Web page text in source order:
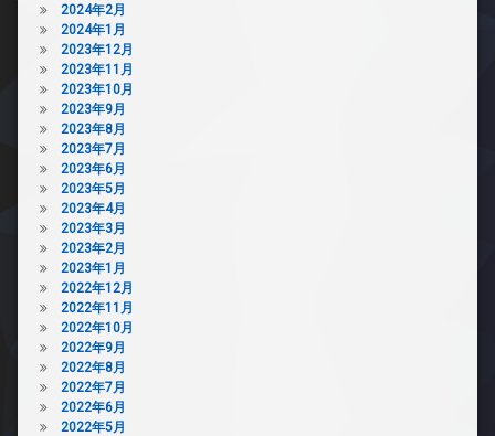
2024年2月
2024年1月
2023年12月
2023年11月
2023年10月
2023年9月
2023年8月
2023年7月
2023年6月
2023年5月
2023年4月
2023年3月
2023年2月
2023年1月
2022年12月
2022年11月
2022年10月
2022年9月
2022年8月
2022年7月
2022年6月
2022年5月